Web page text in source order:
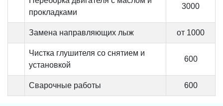
прокладками
3000
Замена направляющих лыж от 1000
Чистка глушителя со снятием и
установкой
600
Сварочные работы 600